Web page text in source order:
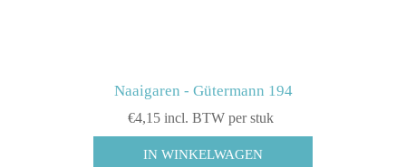
Naaigaren - Gütermann 194
€4,15 incl. BTW per stuk